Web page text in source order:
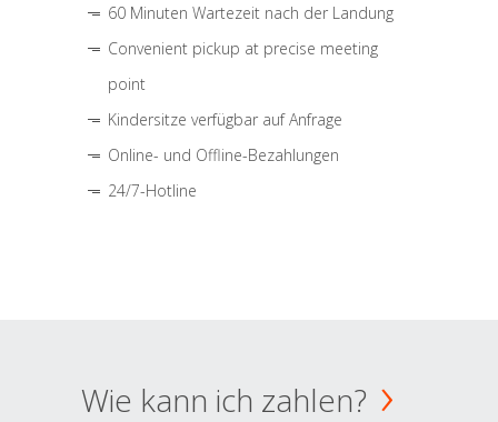
60 Minuten Wartezeit nach der Landung
Convenient pickup at precise meeting
point
Kindersitze verfügbar auf Anfrage
Online- und Offline-Bezahlungen
24/7-Hotline
Wie kann ich zahlen?